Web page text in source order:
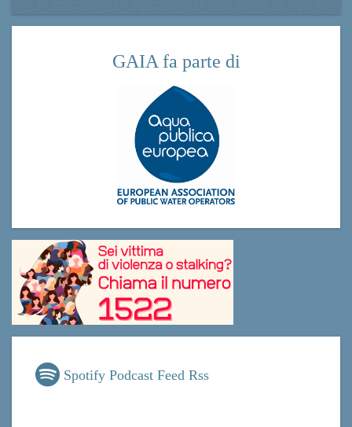
GAIA fa parte di
Spotify Podcast Feed Rss